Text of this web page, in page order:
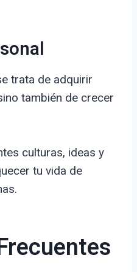
trata de adquirir
también de crecer
culturas, ideas y
tu vida de